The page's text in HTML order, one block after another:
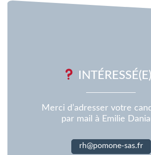
Merci d’adresser votre
par mail à Emilie
rh@pomone-sas.fr